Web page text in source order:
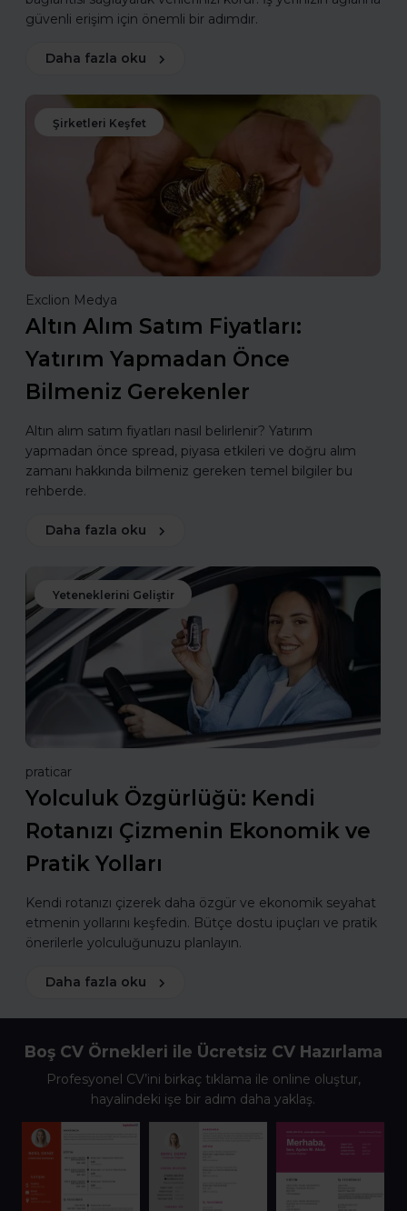
güvenli erişim için önemli bir adımdır.
Daha fazla oku
Şirketleri Keşfet
Exclion Medya
Altın Alım Satım Fiyatları:
Yatırım Yapmadan Önce
Bilmeniz Gerekenler
Altın alım satım fiyatları nasıl belirlenir? Yatırım
yapmadan önce spread, piyasa etkileri ve doğru alım
zamanı hakkında bilmeniz gereken temel bilgiler bu
rehberde.
Daha fazla oku
Yeteneklerini Geliştir
praticar
Yolculuk Özgürlüğü: Kendi
Rotanızı Çizmenin Ekonomik ve
Pratik Yolları
Kendi rotanızı çizerek daha özgür ve ekonomik seyahat
etmenin yollarını keşfedin. Bütçe dostu ipuçları ve pratik
önerilerle yolculuğunuzu planlayın.
Daha fazla oku
Boş CV Örnekleri ile Ücretsiz CV Hazırlama
Profesyonel CV’ini birkaç tıklama ile online oluştur,
hayalindeki işe bir adım daha yaklaş.